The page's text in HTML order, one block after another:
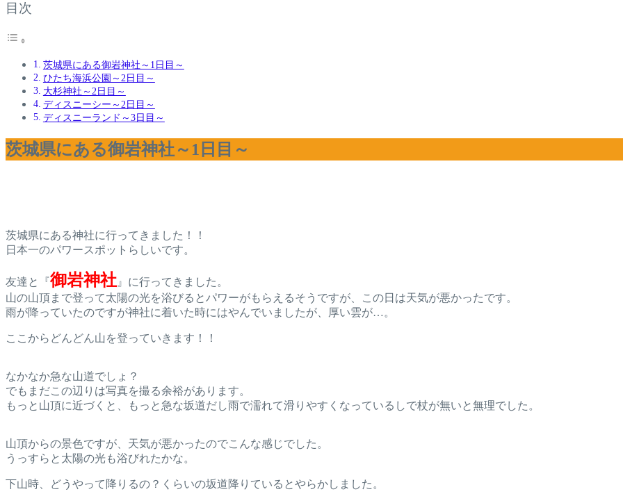
目次
茨城県にある御岩神社～1日目～
ひたち海浜公園～2日目～
大杉神社～2日目～
ディスニーシー～2日目～
ディスニーランド～3日目～
茨城県にある御岩神社～1日目～
茨城県にある神社に行ってきました！！
日本一のパワースポットらしいです。
友達と『御岩神社 』に行ってきました。
山の山頂まで登って太陽の光を浴びるとパワーがもらえるそうですが、この日は天気が悪かったです。
雨が降っていたのですが神社に着いた時にはやんでいましたが、厚い雲が…。
ここからどんどん山を登っていきます！！
なかなか急な山道でしょ？
でもまだこの辺りは写真を撮る余裕があります。
もっと山頂に近づくと、もっと急な坂道だし雨で濡れて滑りやすくなっているしで杖が無いと無理でした。
山頂からの景色ですが、天気が悪かったのでこんな感じでした。
うっすらと太陽の光も浴びれたかな。
下山時、どうやって降りるの？くらいの坂道降りているとやらかしました。